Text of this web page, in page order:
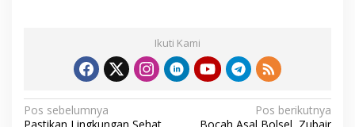
Ikuti Kami
N
Pos sebelumnya
⁠Pastikan Lingkungan Sehat,
Pos berikutnya
Bocah Asal Bolsel, Zubair